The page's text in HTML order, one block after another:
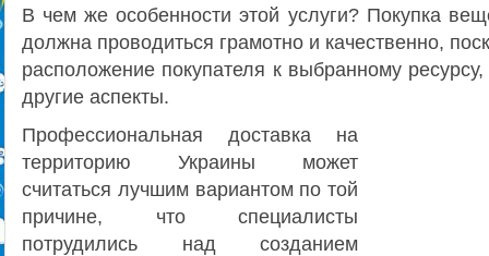
В чем же особенности этой услуги? Покупка
должна проводиться грамотно и качественно,
расположение покупателя к выбранному
другие аспекты.
Профессиональная доставка на
территорию Украины может
считаться лучшим вариантом по той
причине, что специалисты
потрудились над созданием